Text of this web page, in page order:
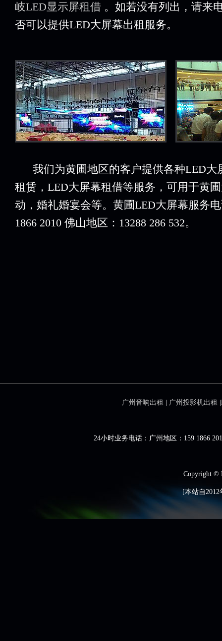
岐LED显示屏租借 。如若没有列出，请来
否可以提供LED大屏幕出租服务。
我们为黄圃地区的客户提供各种LED大
租赁，LED大屏幕租借等服务，可用于黄
动，婚礼婚宴会等。黄圃LED大屏幕服务
1866 2010 佛山地区：13288 286 532。
广州音响出租 广州投影机出租 |
24小时业务电话：广州地区：159 1866
Copyright ©
[本站自2012